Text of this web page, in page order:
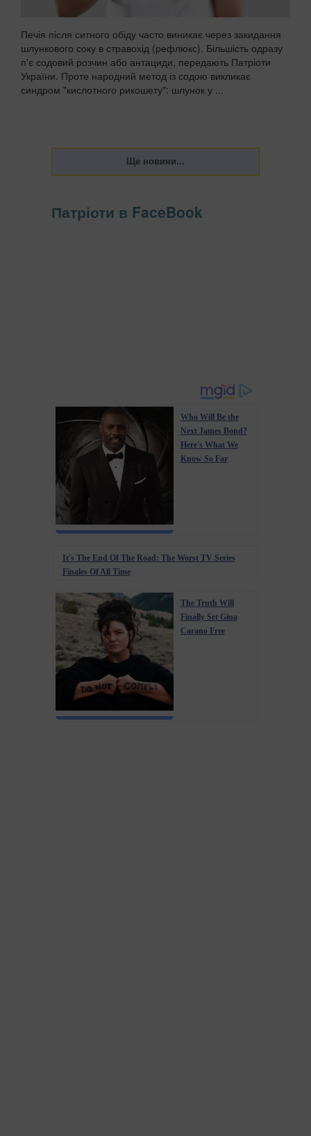
Печія після ситного обіду часто виникає через закидання
шлункового соку в стравохід (рефлюкс). Більшість одразу
п'є содовий розчин або антациди, передають Патріоти
України. Проте народний метод із содою викликає
синдром "кислотного рикошету": шлунок у ...
Патріоти в FaceBook
Who Will Be the
Next James Bond?
Here's What We
Know So Far
It's The End Of The Road: The Worst TV Series
Finales Of All Time
The Truth Will
Finally Set Gina
Carano Free